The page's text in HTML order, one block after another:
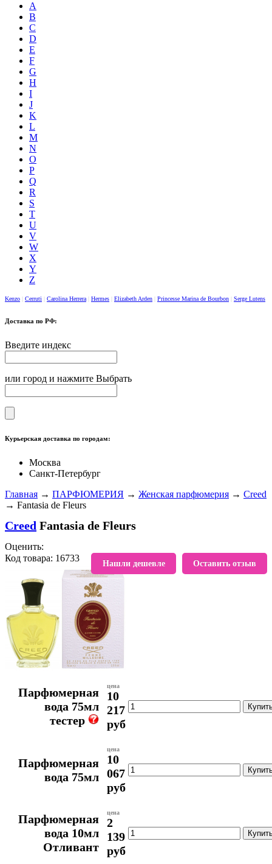
A
B
C
D
E
F
G
H
I
J
K
L
M
N
O
P
Q
R
S
T
U
V
W
X
Y
Z
Kenzo Cerruti Carolina Herrera Hermes Elizabeth Arden Princesse Marina de Bourbon Serge Lutens
Доставка по РФ:
Введите индекс
или город и нажмите Выбрать
Курьерская доставка по городам:
Москва
Санкт-Петербург
Главная → ПАРФЮМЕРИЯ → Женская парфюмерия → Creed
→ Fantasia de Fleurs
Creed Fantasia de Fleurs
Оставить отзыв
Нашли дешевле
Оценить:
Код товара: 16733
В избранное
Парфюмерная
вода 75мл
тестер
цена
10
217
руб
Парфюмерная
вода 75мл
цена
10
067
руб
Парфюмерная
вода 10мл
Отливант
цена
2
139
руб